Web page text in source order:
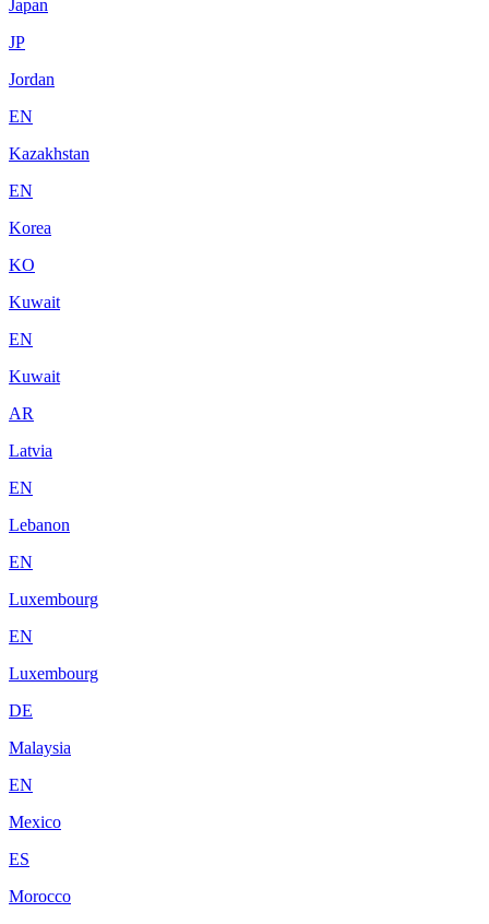
Japan
JP
Jordan
EN
Kazakhstan
EN
Korea
KO
Kuwait
EN
Kuwait
AR
Latvia
EN
Lebanon
EN
Luxembourg
EN
Luxembourg
DE
Malaysia
EN
Mexico
ES
Morocco